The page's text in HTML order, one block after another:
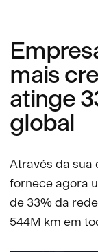
mais
atinge
global
Através da sua
fornece agora
de 33% da
544M km em